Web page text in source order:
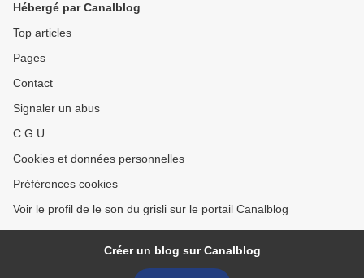
Hébergé par Canalblog
Top articles
Pages
Contact
Signaler un abus
C.G.U.
Cookies et données personnelles
Préférences cookies
Voir le profil de le son du grisli sur le portail Canalblog
Créer un blog sur Canalblog